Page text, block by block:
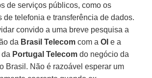
de serviços públicos, como os
de telefonia e transferência de dados.
convido a uma breve pesquisa a
da Brasil Telecom com aOI e a
Portugal Telecom do negócio da
Brasil. Não é razoável esperar um